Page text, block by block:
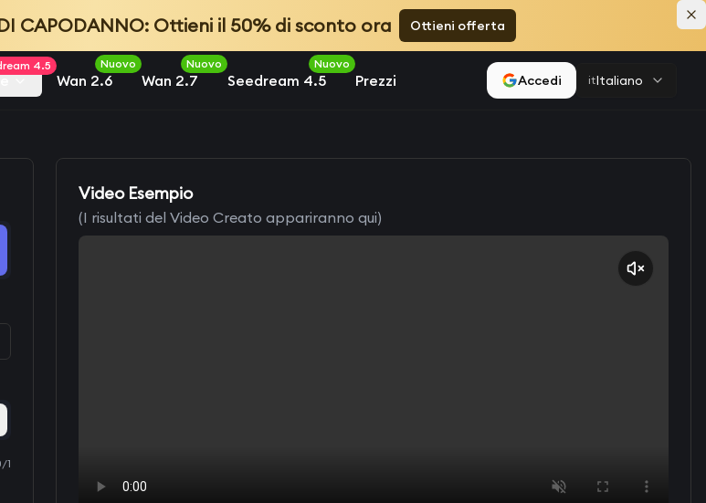
CAPODANNO: Ottieni il 50% di sconto ora Ottieni offerta
4.5
Wan 2.6
Nuovo
Wan 2.7
Nuovo
Seedream 4.5
Nuovo
Prezzi Accedi itItaliano
/1
Video Esempio
(I risultati del Video Creato appariranno qui)